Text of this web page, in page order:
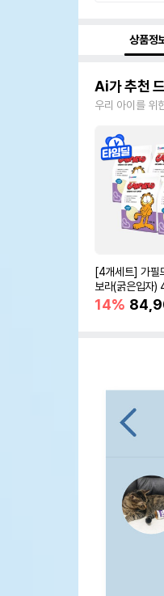
상품정
Ai가 추천
우리 아이를 위
[4개세트] 가필
보라(굵은입자
바모래
14%